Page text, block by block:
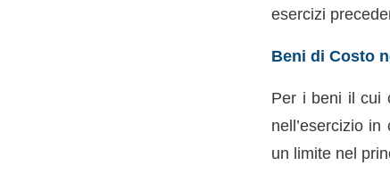
esercizi
Beni di Costo
Per i beni il cui
nell’esercizio
un limite nel